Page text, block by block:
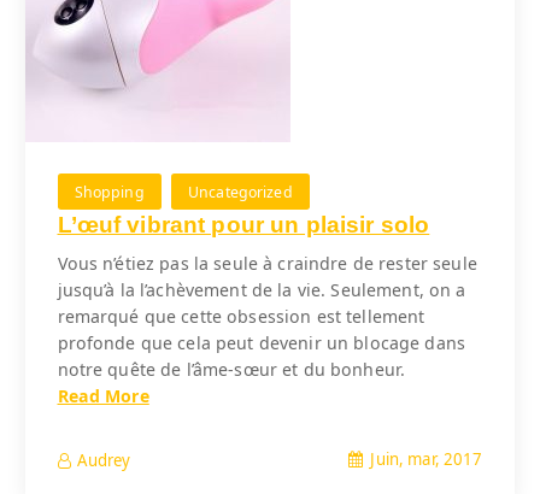
Shopping Uncategorized
L’œuf vibrant pour un plaisir solo
Vous n’étiez pas la seule à craindre de rester seule
jusqu’à la l’achèvement de la vie. Seulement, on a
remarqué que cette obsession est tellement
profonde que cela peut devenir un blocage dans
notre quête de l’âme-sœur et du bonheur.
Read More
Audrey Juin, mar, 2017